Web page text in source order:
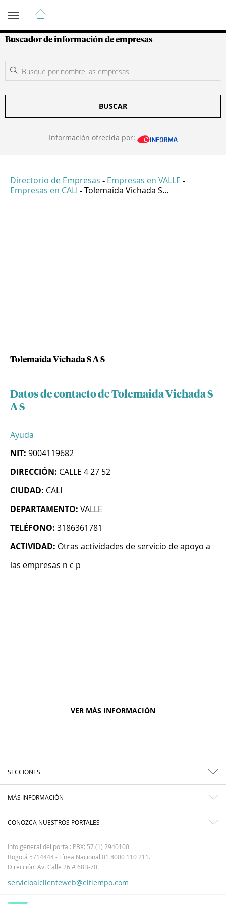
Guía de Empresas Colombianas
Buscador de información de empresas
BUSCAR
Información ofrecida por:
Directorio de Empresas - Empresas en VALLE -
Empresas en CALI - Tolemaida Vichada S...
Tolemaida Vichada S A S
Datos de contacto de Tolemaida Vichada S
A S
Ayuda
NIT: 9004119682
DIRECCIÓN: CALLE 4 27 52
CIUDAD: CALI
DEPARTAMENTO: VALLE
TELÉFONO: 3186361781
ACTIVIDAD: Otras actividades de servicio de apoyo a
las empresas n c p
VER MÁS INFORMACIÓN
SECCIONES
MÁS INFORMACIÓN
CONOZCA NUESTROS PORTALES
Info general del portal: PBX: 57 (1) 2940100.
Bogotá 5714444 - Línea Nacional 01 8000 110 211.
Dirección: Av. Calle 26 # 68B-70.
servicioalclienteweb@eltiempo.com